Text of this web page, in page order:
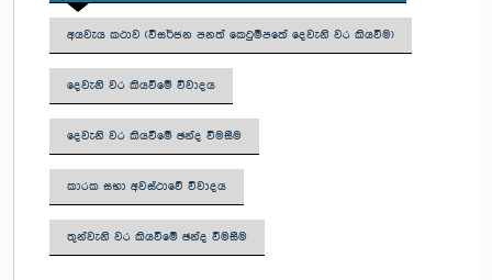
අයවැය කථාව (විසර්ජන පනත් කෙටුම්පතේ දෙවැනි වර කියවීම)
දෙවැනි වර කියවීමේ විවාදය
දෙවැනි වර කියවීමේ ඡන්ද විමසීම
කාරක සභා අවස්ථාවේ විවාදය
තුන්වැනි වර කියවීමේ ඡන්ද වීමසීම